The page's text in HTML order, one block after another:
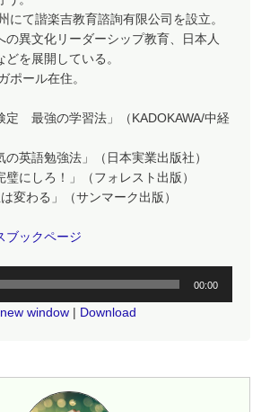
にて諧楽吉教育諮詢有限公司を設立。
の異文化リーダーシップ教育、日本人
を展開している。
ポール在住。
定 最強の学習法」（KADOKAWA/中経
の英語勉強法」（日本実業出版社）
璧にしろ！」（フォレスト出版）
変わる」（サンマーク出版）
ブックページ
00:00
window | Download